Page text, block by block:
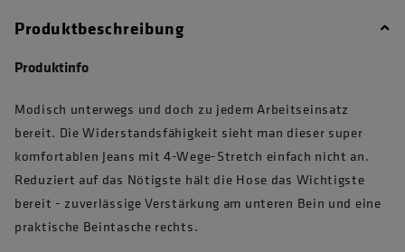
Produktbeschreibung
Produktinfo
Modisch unterwegs und doch zu jedem Arbeitseinsatz
bereit. Die Widerstandsfähigkeit sieht man dieser super
komfortablen Jeans mit 4-Wege-Stretch einfach nicht an.
Reduziert auf das Nötigste hält die Hose das Wichtigste
bereit - zuverlässige Verstärkung am unteren Bein und eine
praktische Beintasche rechts.